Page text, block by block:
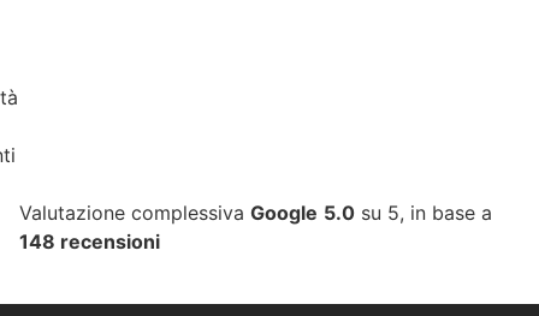
Valutazione complessiva Google 5.0 su 5, in base a
148 recensioni